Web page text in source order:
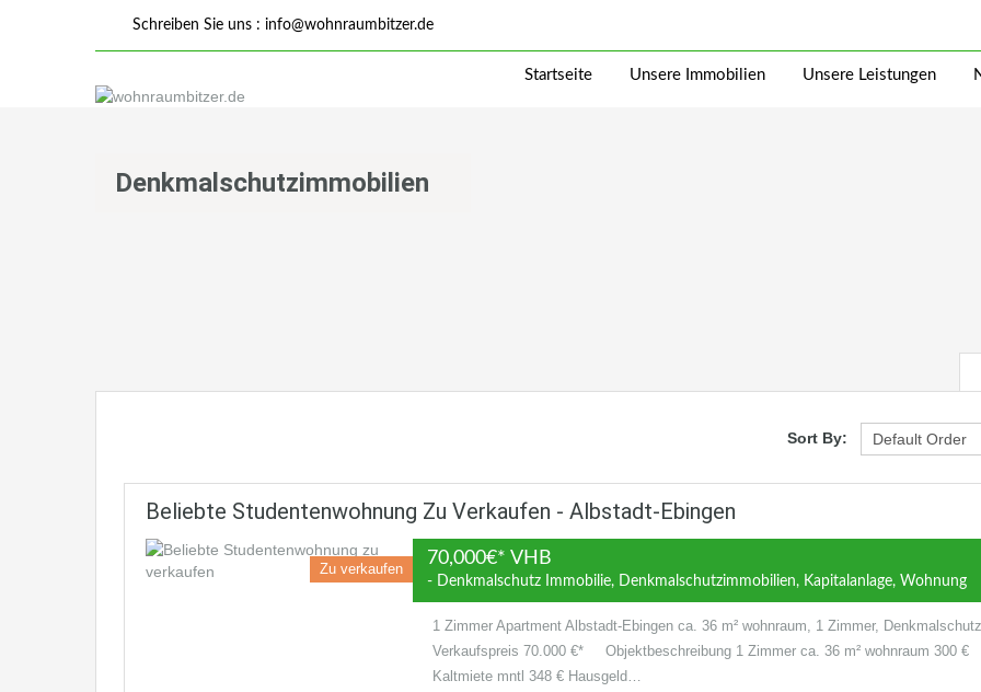
Schreiben Sie uns : info@wohnraumbitzer.de
Startseite Unsere Immobilien Unsere Leistungen
Denkmalschutzimmobilien
Sort By:
Beliebte Studentenwohnung Zu Verkaufen - Albstadt-Ebingen
Zu verkaufen
70,000€* VHB
- Denkmalschutz Immobilie, Denkmalschutzimmobilien, Kapitalanlage, Wohnung
1 Zimmer Apartment Albstadt-Ebingen ca. 36 m² wohnraum, 1 Zimmer, Denkmalschutz
Verkaufspreis 70.000 €* Objektbeschreibung 1 Zimmer ca. 36 m² wohnraum 300 €
Kaltmiete mntl 348 € Hausgeld…